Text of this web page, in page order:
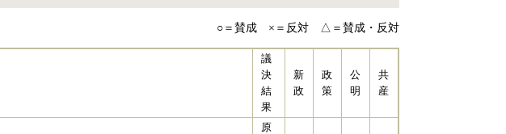
○＝賛成 ×＝反対 △＝賛成・反対
議
決
結
果
新
政
政
策
公
明
共
産
原